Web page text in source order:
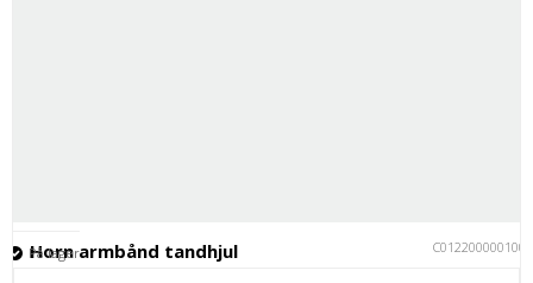
Horn armbånd tandhjul C012200000100
På lager